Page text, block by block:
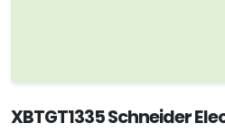
XBTGT1335 Schneider